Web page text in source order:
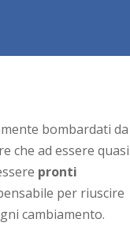
bombardati da
che ad essere quasi
pronti
per riuscire
cambiamento.